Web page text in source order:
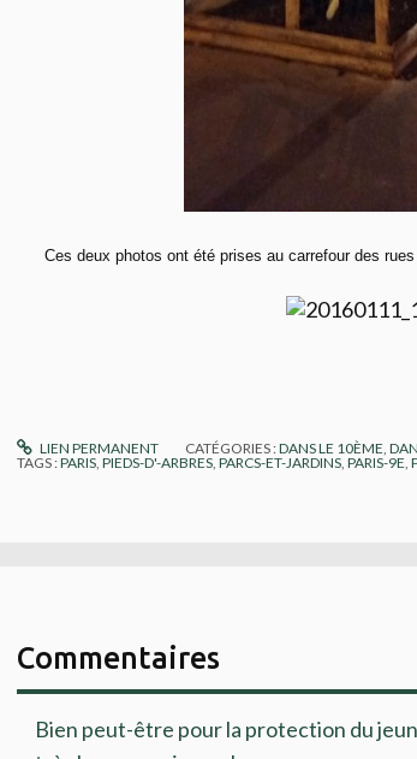
Ces deux photos ont été prises au carrefour des
LIEN PERMANENT CATÉGORIES :DANS LE 10ÈME ,
TAGS :PARIS PIEDS-D'-ARBRES PARCS-ET-JARDINS PARIS-9E
Commentaires
Bien peut-être pour la protection du